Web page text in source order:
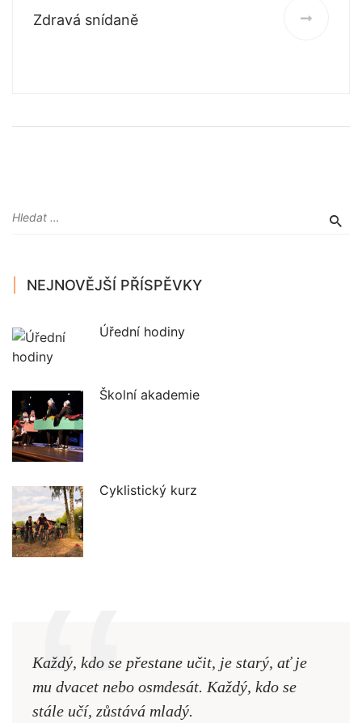
Zdravá snídaně
NEJNOVĚJŠÍ PŘÍSPĚVKY
Úřední hodiny
Školní akademie
Cyklistický kurz
Každý, kdo se přestane učit, je starý, ať je
mu dvacet nebo osmdesát. Každý, kdo se
stále učí, zůstává mladý.